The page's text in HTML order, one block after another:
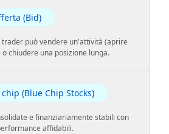
(Bid)
può vendere un'attività (aprire
chiudere una posizione lunga.
(Blue Chip Stocks)
e finanziariamente stabili con
affidabili.